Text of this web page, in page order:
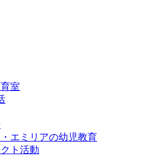
室
エミリアの幼児教育
ト活動